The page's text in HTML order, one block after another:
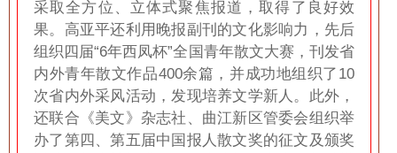
采取全方位、立体式聚焦报道，取得了良好效
果。高亚平还利用晚报副刊的文化影响力，先后
组织四届“6年西凤杯”全国青年散文大赛，刊发省
内外青年散文作品400余篇，并成功地组织了10
次省内外采风活动，发现培养文学新人。此外，
还联合《美文》杂志社、曲江新区管委会组织举
办了第四、第五届中国报人散文奖的征文及颁奖